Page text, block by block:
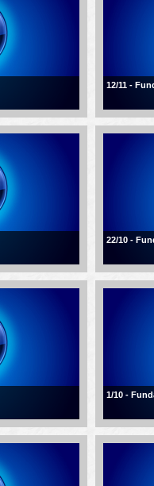
12/11 -
22/10 -
1/10 -